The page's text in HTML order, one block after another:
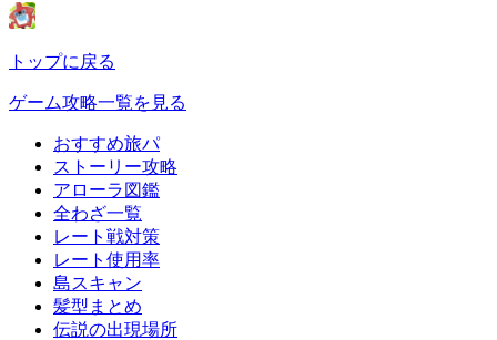
トップに戻る
ゲーム攻略一覧を見る
おすすめ旅パ
ストーリー攻略
アローラ図鑑
全わざ一覧
レート戦対策
レート使用率
島スキャン
髪型まとめ
伝説の出現場所